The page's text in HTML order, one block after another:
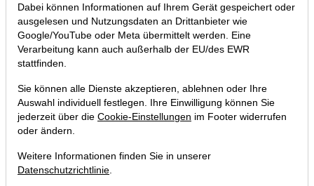
07.02.2019 um 15:15 Uhr |A. Zehetner
Dabei können Informationen auf Ihrem Gerät gespeichert oder
ausgelesen und Nutzungsdaten an Drittanbieter wie
Google/YouTube oder Meta übermittelt werden. Eine
Verarbeitung kann auch außerhalb der EU/des EWR
stattfinden.
Sie können alle Dienste akzeptieren, ablehnen oder Ihre
Auswahl individuell festlegen. Ihre Einwilligung können Sie
jederzeit über die Cookie-Einstellungen im Footer widerrufen
oder ändern.
Weitere Informationen finden Sie in unserer
Datenschutzrichtlinie.